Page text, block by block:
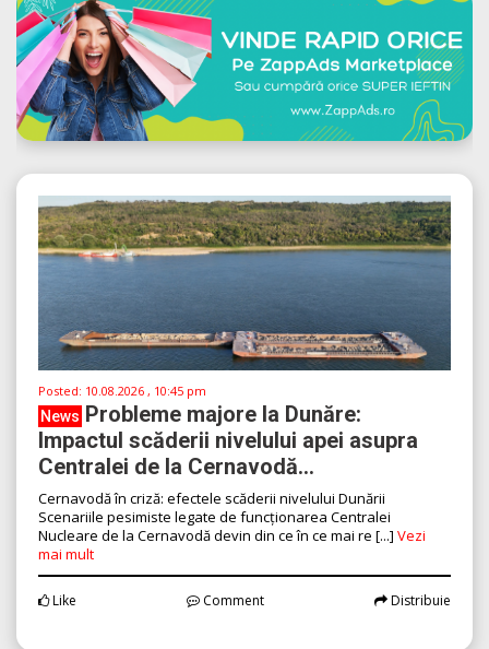
Posted: 10.08.2026 , 10:45 pm
News Probleme majore la Dunăre:
Impactul scăderii nivelului apei asupra
Centralei de la Cernavodă...
Cernavodă în criză: efectele scăderii nivelului Dunării
Scenariile pesimiste legate de funcționarea Centralei
Nucleare de la Cernavodă devin din ce în ce mai re [...] Vezi
mai mult
Like Comment Distribuie